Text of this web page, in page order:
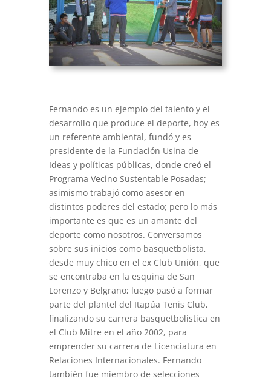
Fernando es un ejemplo del talento y el
desarrollo que produce el deporte, hoy es
un referente ambiental, fundó y es
presidente de la Fundación Usina de
Ideas y políticas públicas, donde creó el
Programa Vecino Sustentable Posadas;
asimismo trabajó como asesor en
distintos poderes del estado; pero lo más
importante es que es un amante del
deporte como nosotros. Conversamos
sobre sus inicios como basquetbolista,
desde muy chico en el ex Club Unión, que
se encontraba en la esquina de San
Lorenzo y Belgrano; luego pasó a formar
parte del plantel del Itapúa Tenis Club,
finalizando su carrera basquetbolística en
el Club Mitre en el año 2002, para
emprender su carrera de Licenciatura en
Relaciones Internacionales. Fernando
también fue miembro de selecciones